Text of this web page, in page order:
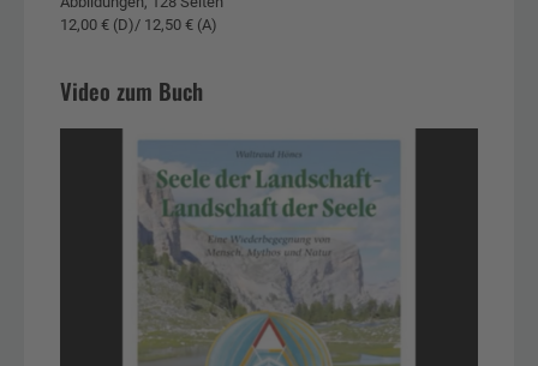
12,00 € (D)/ 12,50 € (A)
Video zum Buch